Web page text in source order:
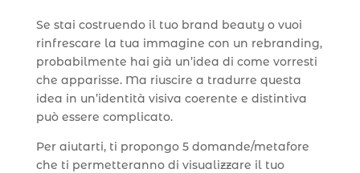
Se stai costruendo il tuo brand beauty o vuoi
rinfrescare la tua immagine con un rebranding,
probabilmente hai già un’idea di come vorresti
che apparisse. Ma riuscire a tradurre questa
idea in un’identità visiva coerente e distintiva
può essere complicato.
Per aiutarti, ti propongo 5 domande/metafore
che ti permetteranno di visualizzare il tuo